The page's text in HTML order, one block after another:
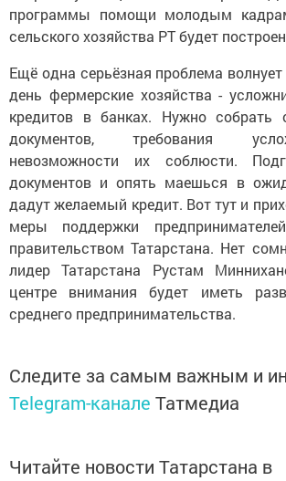
программы помощи молодым
сельского хозяйства РТ будет
Ещё одна серьёзная проблема
день фермерские хозяйства -
кредитов в банках. Нужно собрать
документов, требования
невозможности их соблюсти.
документов и опять маешься в
дадут желаемый кредит. Вот тут и
меры поддержки
правительством Татарстана. Нет
лидер Татарстана Рустам
центре внимания будет иметь
среднего предпринимательства.
Следите за самым важным и
Telegram-канале Татмедиа
Читайте новости Татарстана в